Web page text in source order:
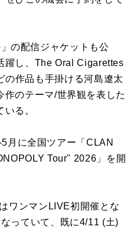
の配信ジャケットも公
躍し、The Oral Cigarettes
作品も手掛ける河島遼太
作のテーマ/世界観を表した
る。
月に全国ツアー「CLAN
Tour" 2026」を開
ワンマンLIVE初開催とな
っていて、既に4/11 (土)